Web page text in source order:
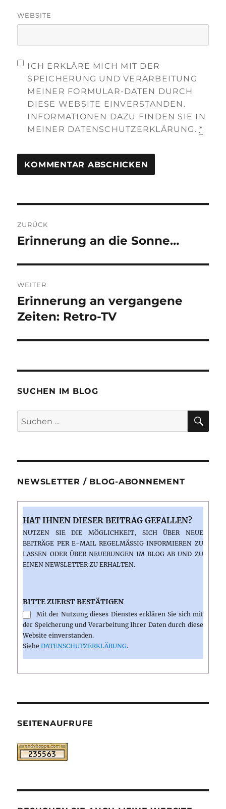
WEBSITE
ICH ERKLÄRE MICH MIT DER
SPEICHERUNG UND VERARBEITUNG
MEINER FORMULAR-DATEN DURCH
DIESE WEBSITE EINVERSTANDEN.
INFORMATIONEN DAZU FINDEN SIE IN
MEINER DATENSCHUTZERKLÄRUNG.*
ZURÜCK
Vorheriger
Erinnerung an die Sonne…
WEITER
Nächster
Beitrag:
Erinnerung an vergangene
Zeiten: Retro-TV
SUCHEN IM BLOG
Suchen
nach:
NEWSLETTER / BLOG-ABONNEMENT
HAT IHNEN DIESER BEITRAG GEFALLEN?
NUTZEN SIE DIE MÖGLICHKEIT, SICH ÜBER NEUE
BEITRÄGE PER E-MAIL REGELMÄSSIG INFORMIEREN ZU L
ASSEN ODER ÜBER NEUERUNGEN IM BLOG AB UND ZU E
INEN NEWSLETTER ZU ERHALTEN.
BITTE ZUERST BESTÄTIGEN
Mit der Nutzung dieses Dienstes erklären Sie sich mit
der Speicherung und Verarbeitung Ihrer Daten durch diese
Website einverstanden.
SieheDATENSCHUTZERKLÄRUNG.
SEITENAUFRUFE